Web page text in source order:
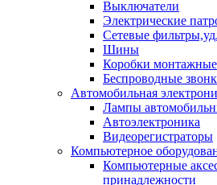
Выключатели
Электрические
Сетевые
Шины
Коробки
Беспроводные
Автомобильная
Лампы
Автоэлектроника
Видеорегистраторы
Компьютерное
Компьютерные
принадлежности